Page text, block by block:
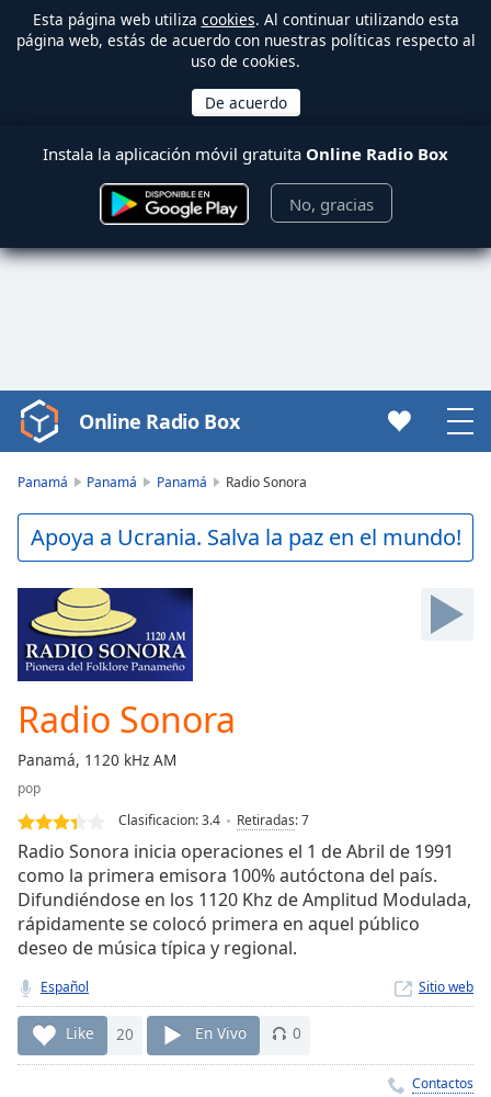
Esta página web utiliza cookies. Al continuar utilizando esta
página web, estás de acuerdo con nuestras políticas respecto al
uso de cookies.
Instala la aplicación móvil gratuita Online Radio Box
No, gracias
Video
Player
Play
Video
Skip
Backward
Skip
Forward
Mute
Current
Time0:00
Duration
Loaded
0.00%
Stream
TypeLIVE
Seek to
live,
currently
behind
Remaining
Time-
Online Radio Box
Panamá Panamá Panamá Radio Sonora
Apoya a Ucrania. Salva la paz en el mundo!
Radio Sonora
Panamá, 1120 kHz AM
pop
Clasificacion:3.4 Retiradas:7
Radio Sonora inicia operaciones el 1 de Abril de 1991
como la primera emisora 100% autóctona del país.
Difundiéndose en los 1120 Khz de Amplitud Modulada,
rápidamente se colocó primera en aquel público
deseo de música típica y regional.
Español Sitio web
Like 20 En Vivo 0
Contactos